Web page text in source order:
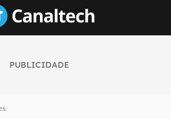
PUBLICIDADE
sobre tecnologia em primeira